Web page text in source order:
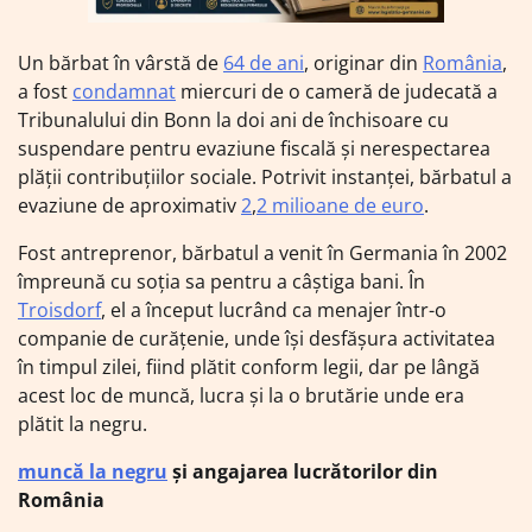
Un bărbat în vârstă de 64 de ani, originar din România,
a fost condamnat miercuri de o cameră de judecată a
Tribunalului din Bonn la doi ani de închisoare cu
suspendare pentru evaziune fiscală și nerespectarea
plății contribuțiilor sociale. Potrivit instanței, bărbatul a
evaziune de aproximativ2,2 milioane de euro.
Fost antreprenor, bărbatul a venit în Germania în 2002
împreună cu soția sa pentru a câștiga bani. În
Troisdorf, el a început lucrând ca menajer într-o
companie de curățenie, unde își desfășura activitatea
în timpul zilei, fiind plătit conform legii, dar pe lângă
acest loc de muncă, lucra și la o brutărie unde era
plătit la negru.
muncă la negru și angajarea lucrătorilor din
România